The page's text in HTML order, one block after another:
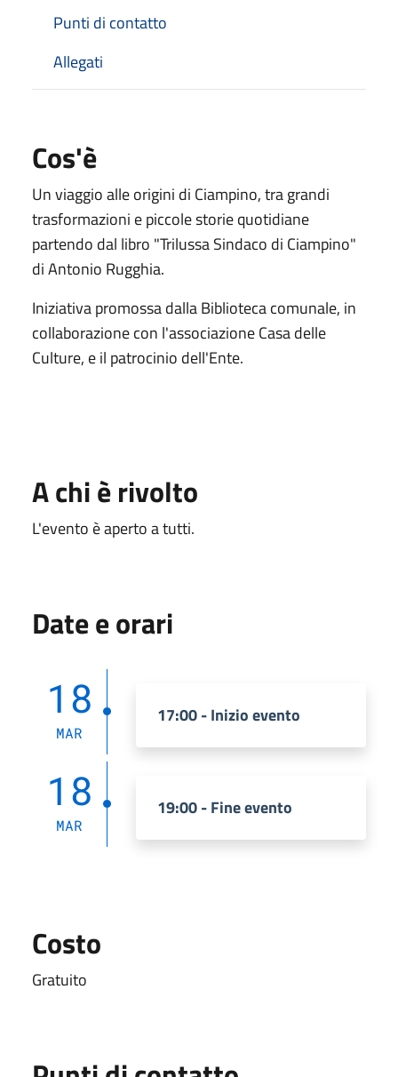
Punti di contatto
Allegati
Cos'è
Un viaggio alle origini di Ciampino, tra grandi
trasformazioni e piccole storie quotidiane
partendo dal libro "Trilussa Sindaco di Ciampino"
di Antonio Rugghia.
Iniziativa promossa dalla Biblioteca comunale, in
collaborazione con l'associazione Casa delle
Culture, e il patrocinio dell'Ente.
A chi è rivolto
L'evento è aperto a tutti.
Date e orari
18
MAR
17:00 - Inizio evento
18
MAR
19:00 - Fine evento
Costo
Gratuito